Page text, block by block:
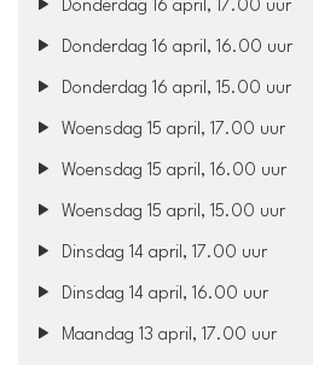
Donderdag 16 april, 17.00 uur
Donderdag 16 april, 16.00 uur
Donderdag 16 april, 15.00 uur
Woensdag 15 april, 17.00 uur
Woensdag 15 april, 16.00 uur
Woensdag 15 april, 15.00 uur
Dinsdag 14 april, 17.00 uur
Dinsdag 14 april, 16.00 uur
Maandag 13 april, 17.00 uur